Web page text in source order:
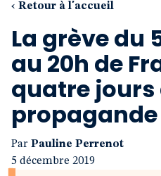
‹ Retour à l'accueil
La grève du
au 20h de
quatre jours
propagande
Par Pauline Perrenot
5 décembre 2019